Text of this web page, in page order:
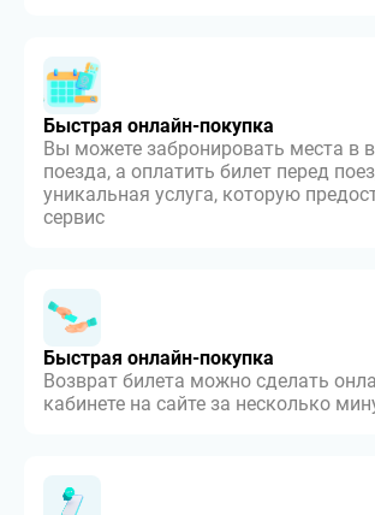
Быстрая онлайн-покупка
Вы можете забронировать места в
поезда, а оплатить билет перед
уникальная услуга, которую
сервис
Быстрая онлайн-покупка
Возврат билета можно сделать
кабинете на сайте за несколько